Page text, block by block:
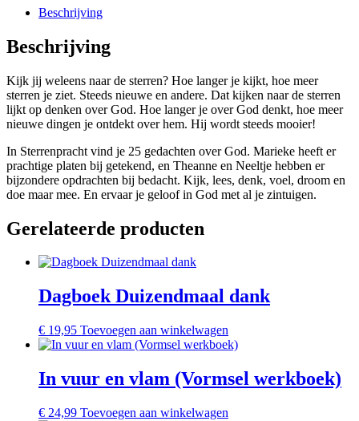
Beschrijving
Beschrijving
Kijk jij weleens naar de sterren? Hoe langer je kijkt, hoe meer
sterren je ziet. Steeds nieuwe en andere. Dat kijken naar de sterren
lijkt op denken over God. Hoe langer je over God denkt, hoe meer
nieuwe dingen je ontdekt over hem. Hij wordt steeds mooier!
In Sterrenpracht vind je 25 gedachten over God. Marieke heeft er
prachtige platen bij getekend, en Theanne en Neeltje hebben er
bijzondere opdrachten bij bedacht. Kijk, lees, denk, voel, droom en
doe maar mee. En ervaar je geloof in God met al je zintuigen.
Gerelateerde producten
Dagboek Duizendmaal dank
€ 19,95 Toevoegen aan winkelwagen
In vuur en vlam (Vormsel werkboek)
€ 24,99 Toevoegen aan winkelwagen